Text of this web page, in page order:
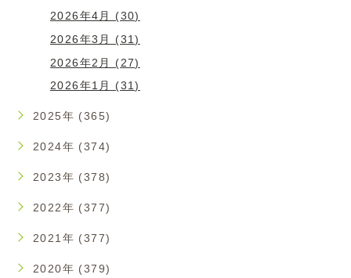
2026年4月 (30)
2026年3月 (31)
2026年2月 (27)
2026年1月 (31)
2025年 (365)
2024年 (374)
2023年 (378)
2022年 (377)
2021年 (377)
2020年 (379)